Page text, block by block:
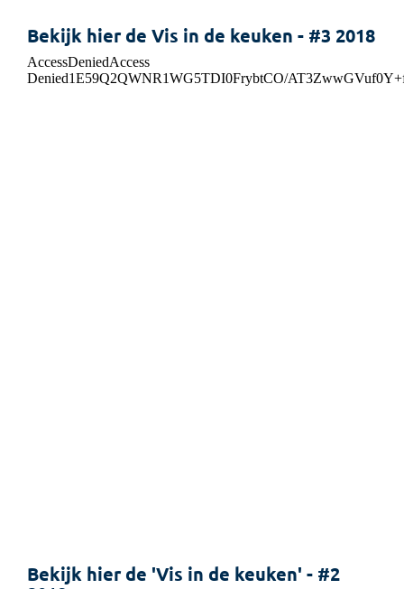
Bekijk hier de Vis in de keuken - #3 2018
Bekijk hier de 'Vis in de keuken' - #2